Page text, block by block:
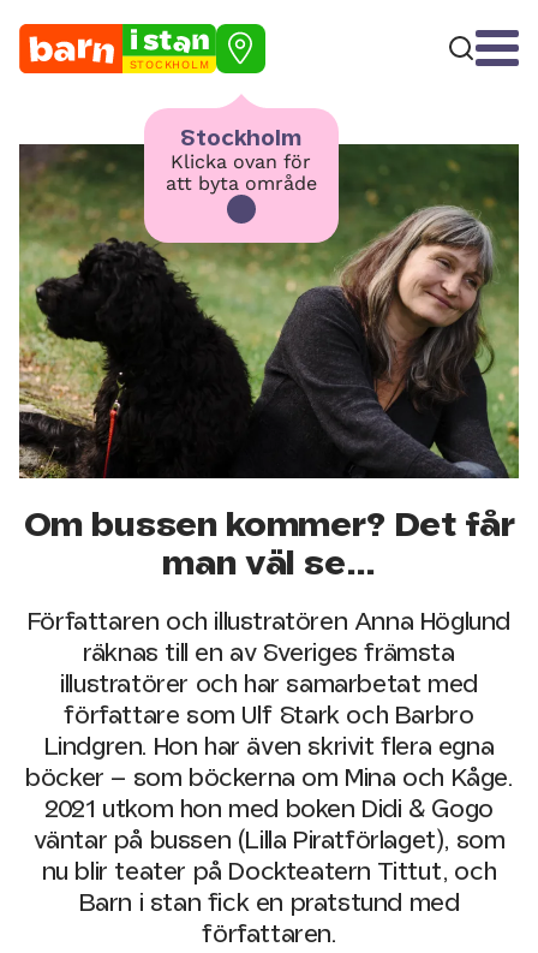
STOCKHOLM
Stockholm
Klicka ovan för
att byta område
Om bussen kommer? Det får
man väl se…
Författaren och illustratören Anna Höglund
räknas till en av Sveriges främsta
illustratörer och har samarbetat med
författare som Ulf Stark och Barbro
Lindgren. Hon har även skrivit flera egna
böcker – som böckerna om Mina och Kåge.
2021 utkom hon med boken Didi & Gogo
väntar på bussen (Lilla Piratförlaget), som
nu blir teater på Dockteatern Tittut, och
Barn i stan fick en pratstund med
författaren.